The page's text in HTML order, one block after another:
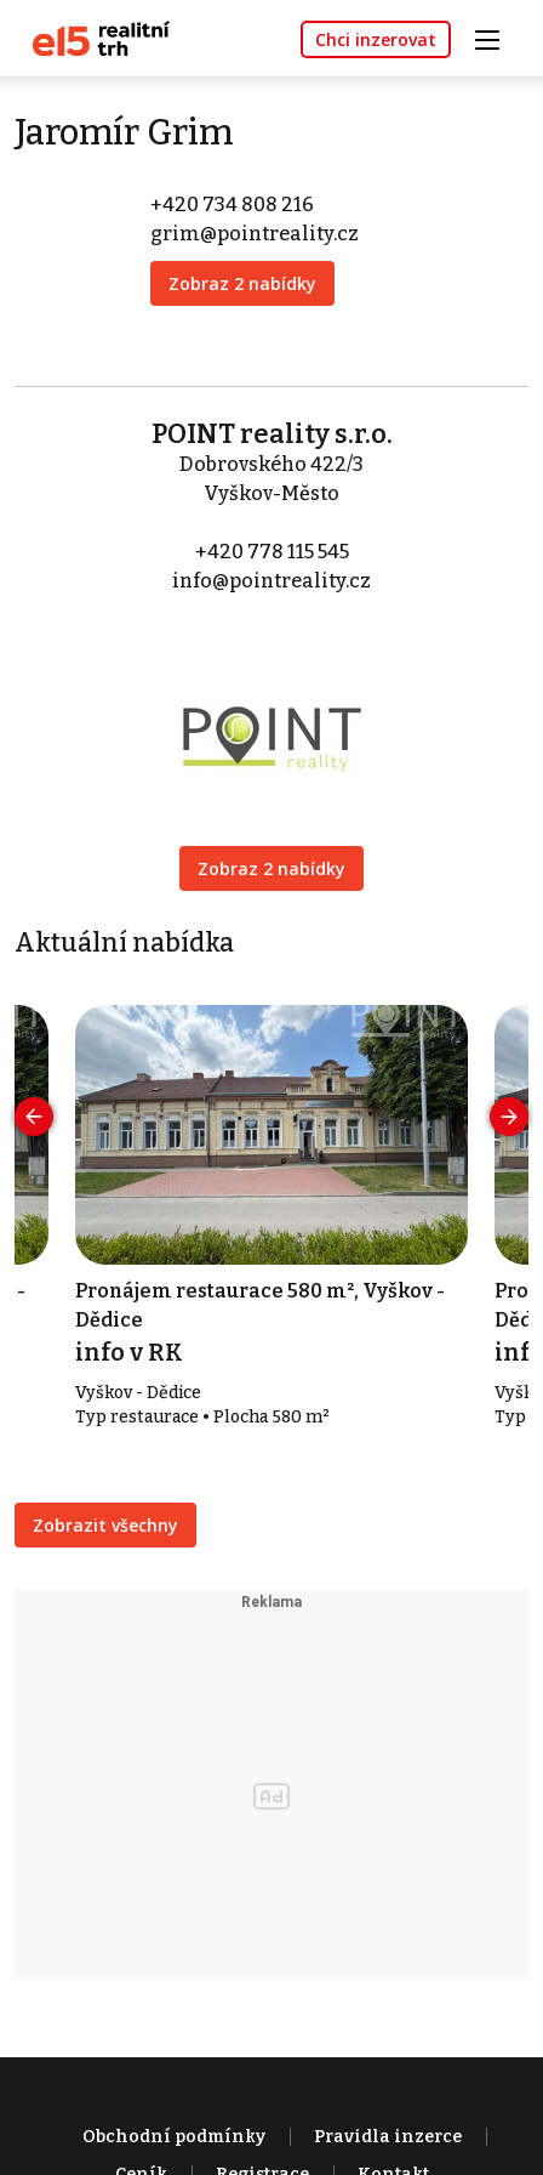
Chci inzerovat
Jaromír Grim
+420 734 808 216
grim@pointreality.cz
Zobraz 2 nabídky
POINT reality s.r.o.
Dobrovského 422/3
Vyškov-Město
+420 778 115 545
info@pointreality.cz
Zobraz 2 nabídky
Aktuální nabídka
-
Pronájem restaurace 580 m², Vyškov -
Dědice
info v RK
Vyškov - Dědice
Typ restaurace • Plocha 580 m²
Typ
Zobrazit všechny
Obchodní podmínky
Pravidla inzerce